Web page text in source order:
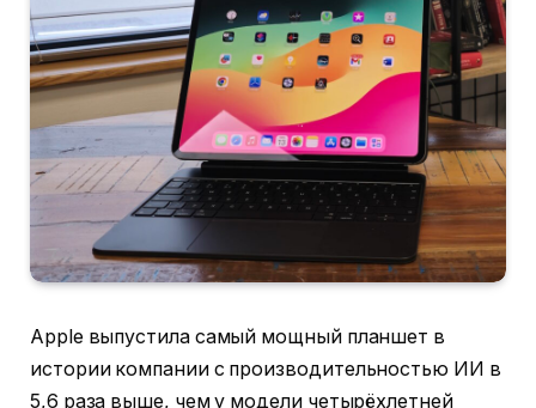
Apple выпустила самый мощный планшет в
истории компании с производительностью ИИ в
5,6 раза выше, чем у модели четырёхлетней